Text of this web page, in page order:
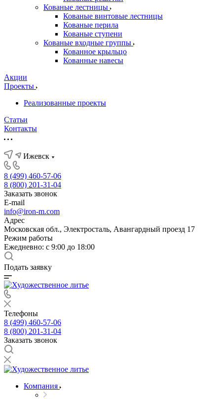
Кованые лестницы
Кованые винтовые лестницы
Кованые перила
Кованые ступени
Кованые входные группы
Кованное крыльцо
Кованные навесы
Акции
Проекты
Реализованные проекты
Статьи
Контакты
Ижевск
8 (499) 460-57-06
8 (800) 201-31-04
Заказать звонок
E-mail
info@iron-m.com
Адрес
Московская обл., Электросталь, Авангардный проезд 17
Режим работы
Ежедневно: с 9:00 до 18:00
Подать заявку
Телефоны
8 (499) 460-57-06
8 (800) 201-31-04
Заказать звонок
Компания